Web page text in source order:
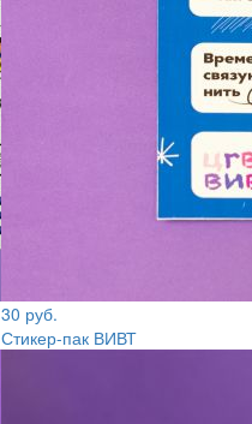
30 руб.
Стикер-пак ВИВТ